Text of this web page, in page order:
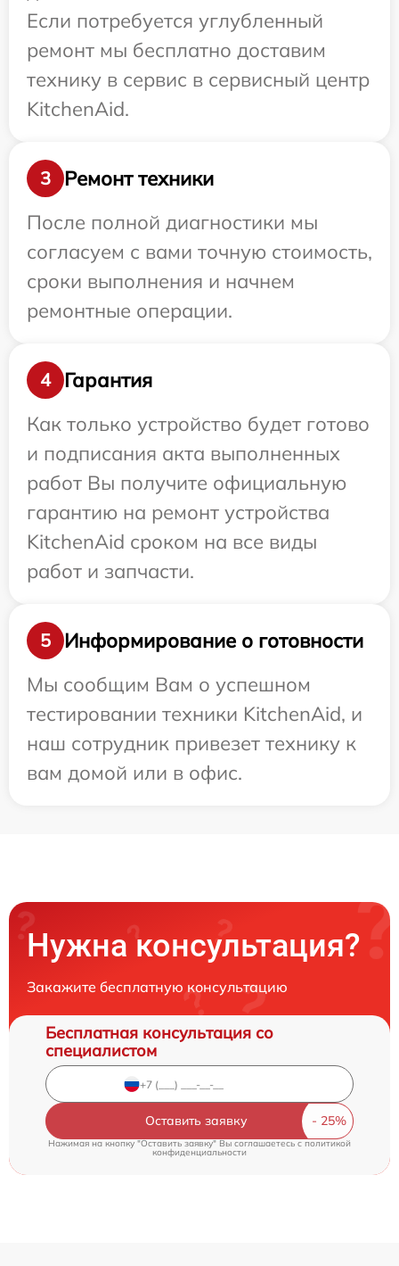
Если потребуется углубленный
ремонт мы бесплатно доставим
технику в сервис в сервисный центр
KitchenAid.
3
Ремонт техники
После полной диагностики мы
согласуем с вами точную стоимость,
сроки выполнения и начнем
ремонтные операции.
4
Гарантия
Как только устройство будет готово
и подписания акта выполненных
работ Вы получите официальную
гарантию на ремонт устройства
KitchenAid сроком на все виды
работ и запчасти.
5
Информирование о готовности
Мы сообщим Вам о успешном
тестировании техники KitchenAid, и
наш сотрудник привезет технику к
вам домой или в офис.
Нужна консультация?
Закажите бесплатную консультацию
Бесплатная консультация со
специалистом
Оставить заявку
Нажимая на кнопку "Оставить заявку" Вы соглашаетесь cполитикой
конфиденциальности